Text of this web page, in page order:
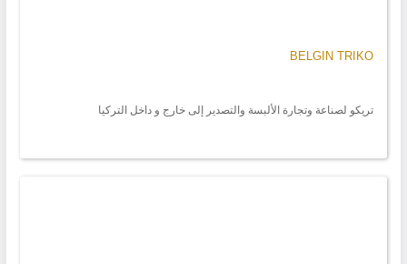
BELGIN TRIKO
تريكو لصناعة وتجارة الألبسة والتصدير إلى خارج و داخل التركيا